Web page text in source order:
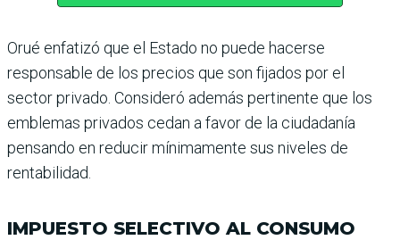
Orué enfatizó que el Estado no puede hacerse
responsable de los precios que son fijados por el
sector privado. Consideró ade­más pertinente que los
emble­mas privados cedan a favor de la ciudadanía
pensando en redu­cir mínimamente sus niveles de
rentabilidad.
IMPUESTO SELECTIVO AL CONSUMO